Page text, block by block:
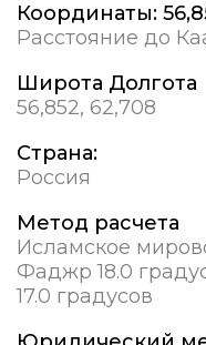
Координаты:
Расстояние до
Широта Долгота
56,852, 62,708
Страна:
Россия
Метод расчета
Исламское
Фаджр 18.0
17.0 градусов